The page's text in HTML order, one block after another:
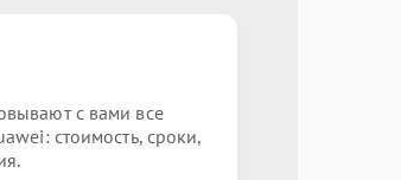
с вами все
стоимость, сроки,